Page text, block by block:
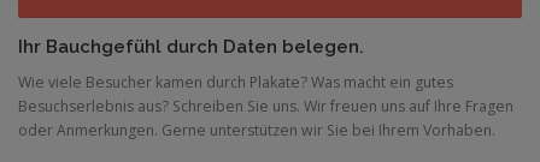
Ihr Bauchgefühl durch Daten belegen.
Wie viele Besucher kamen durch Plakate? Was macht ein gutes
Besuchserlebnis aus? Schreiben Sie uns. Wir freuen uns auf Ihre Fragen
oder Anmerkungen. Gerne unterstützen wir Sie bei Ihrem Vorhaben.